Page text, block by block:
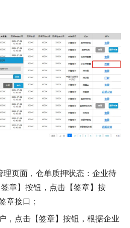
理页面，仓单质押状态：企业待
章】按钮，点击【签章】按
章接口；
，点击【签章】按钮，根据企业